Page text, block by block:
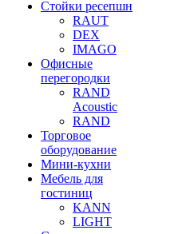
Стойки ресепшн
RAUT
DEX
IMAGO
Офисные
перегородки
RAND
Acoustic
RAND
Торговое
оборудование
Мини-кухни
Мебель для
гостиниц
KANN
LIGHT